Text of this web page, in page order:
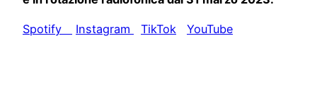
Spotify Instagram TikTok YouTube